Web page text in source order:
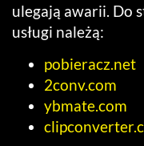
ulegają awarii. Do
usługi należą:
pobieracz.net
2conv.com
ybmate.com